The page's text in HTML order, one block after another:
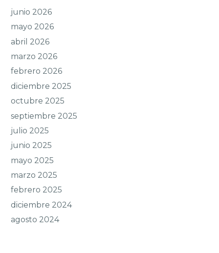
junio 2026
mayo 2026
abril 2026
marzo 2026
febrero 2026
diciembre 2025
octubre 2025
septiembre 2025
julio 2025
junio 2025
mayo 2025
marzo 2025
febrero 2025
diciembre 2024
agosto 2024